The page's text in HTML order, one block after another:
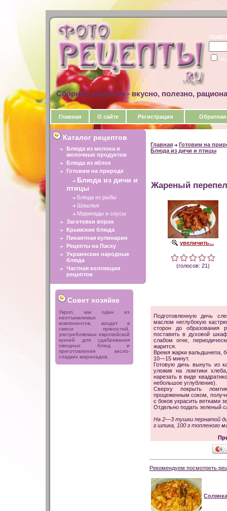
Сборник рецептов - вкусно, полезно,
Главная О сайте Регистрация Обратная
Каталог рецептов
Блюда из молока и
молочных продуктов
Блюда из яблок
Готовим на природе
Блюда из дичи и
птицы
Блюда из рыбы
Шашлык
Маринады и соусы
Заготовки впрок
Крымские блюда
Пикантная кулинария
Рецепты на Пасху
Украинские народные
блюда
Частная коллекция
рецептов
Совет хозяйке
Укроп, как один из
неотъемлемых
компонентов, входит в
смеси пряностей,
употребляемых европейской
кухней для сдабривания
овощных блюд и
приготовления кисло-
сладких маринадов.
Главная
Готовим на
Блюда из дичи и птицы
Жареный перепел
увеличить...
(голосов: 21)
Подготовленную дичь
маслом неглубокую
сторон до образования
поставить в духовой
слабом огне,
жарится.
Время жарки вальдшнепа,
10—15 минут.
Готовую дичь вынуть из
уложив на ломтики
нарезать в виде
небольшое углубление).
Сверху покрыть
процеженным соком,
с боков украсить ветками
Отдельно подать зеленый
На 2—3 тушки пернатой
г шпика, 100 г топленого
Рекомендуем посмотреть